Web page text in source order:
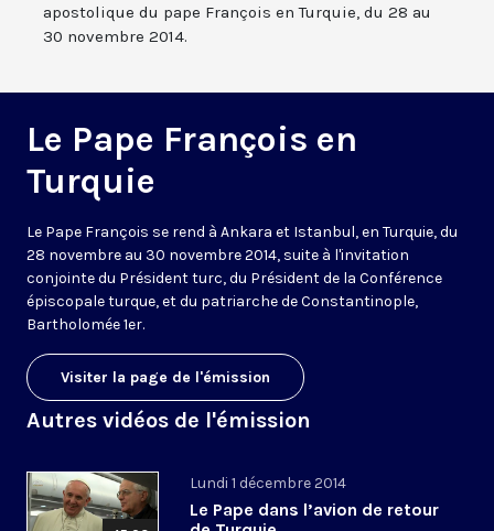
apostolique du pape François en Turquie, du 28 au
30 novembre 2014.
Le Pape François en
Turquie
Le Pape François se rend à Ankara et Istanbul, en Turquie, du
28 novembre au 30 novembre 2014, suite à l'invitation
conjointe du Président turc, du Président de la Conférence
épiscopale turque, et du patriarche de Constantinople,
Bartholomée 1er.
Visiter la page de l'émission
Autres vidéos de l'émission
Lundi 1 décembre 2014
Le Pape dans l’avion de retour